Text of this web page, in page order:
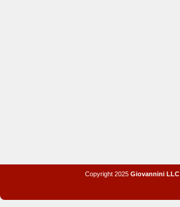
Copyright 2025 Giovannini LLC